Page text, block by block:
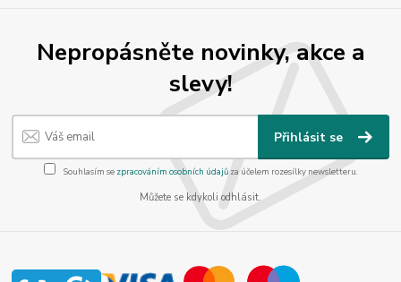
Nepropásněte novinky, akce a
slevy!
Přihlásit se
Souhlasím se zpracováním osobních údajůza účelem rozesílky newsletteru.
Můžete se kdykoli odhlásit.